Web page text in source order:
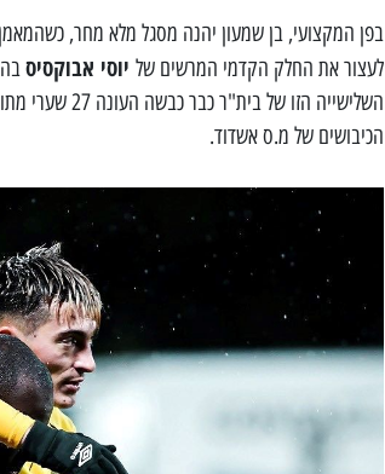
בפן המקצועי, בן שמעון יהנה מסגל מלא מחר,
לעצור את החלק הקדמי המרשים של יוסי אבוקסיס
הכיבושים של מ.ס אשדוד.